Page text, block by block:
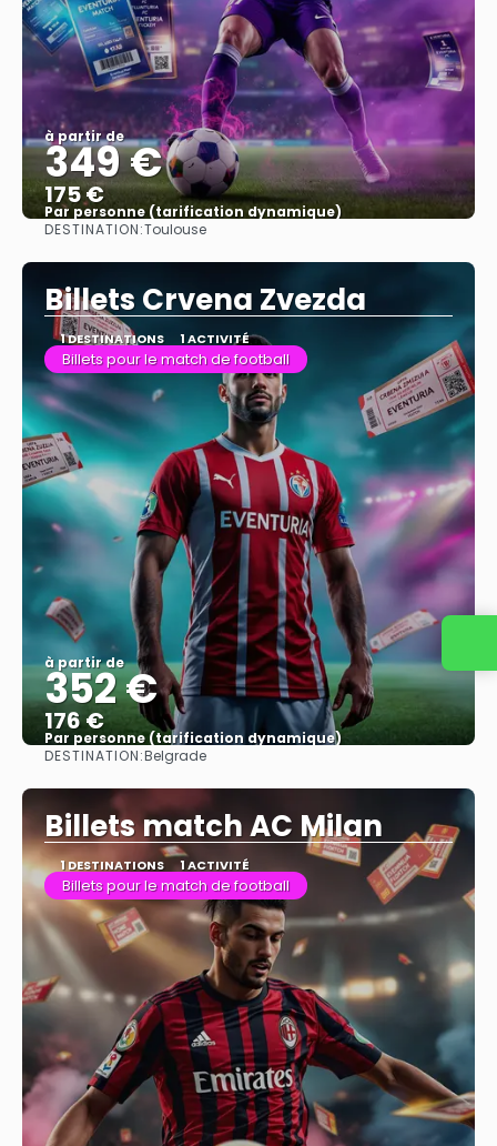
à partir de
349 €
175 €
Par personne (tarification dynamique)
DESTINATION:Toulouse
Billets Crvena Zvezda
1 DESTINATIONS 1 ACTIVITÉ
Billets pour le match de football
à partir de
352 €
176 €
Par personne (tarification dynamique)
DESTINATION:Belgrade
Billets match AC Milan
1 DESTINATIONS 1 ACTIVITÉ
Billets pour le match de football